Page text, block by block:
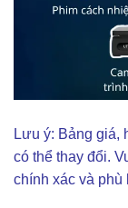
Lưu ý: Bảng giá,
có thể thay đổi.
chính xác và